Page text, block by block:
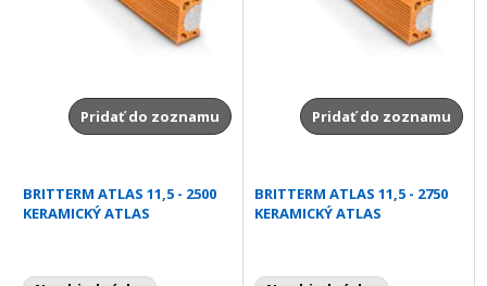
Pridať do zoznamu Pridať do zoznamu
BRITTERM ATLAS 11,5 - 2500
KERAMICKÝ ATLAS
BRITTERM ATLAS 11,5 - 2750
KERAMICKÝ ATLAS